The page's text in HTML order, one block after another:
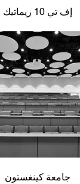
إف تي 10 ريماتيك
جامعة كينغستون